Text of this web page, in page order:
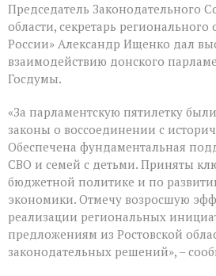
Председатель Законодательного
области, секретарь
России» Александр Ищенко дал
взаимодействию донского
Госдумы.
«За парламентскую пятилетку
законы о воссоединении с
Обеспечена фундаментальная
СВО и семей с детьми. Приняты
бюджетной политике и по
экономики. Отмечу возросшую
реализации региональных
предложениям из Ростовской
законодательных решений», –